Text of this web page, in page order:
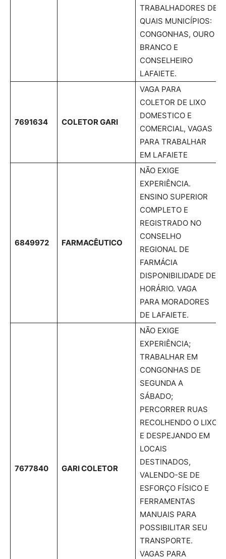
TRABALHADORES DE
QUAIS MUNICÍPIOS:
CONGONHAS, OURO
BRANCO E
CONSELHEIRO
LAFAIETE.
7691634 COLETOR GARI
VAGA PARA
COLETOR DE LIXO
DOMESTICO E
COMERCIAL, VAGAS
PARA TRABALHAR
EM LAFAIETE
6849972 FARMACÊUTICO
NÃO EXIGE
EXPERIÊNCIA.
ENSINO SUPERIOR
COMPLETO E
REGISTRADO NO
CONSELHO
REGIONAL DE
FARMÁCIA
DISPONIBILIDADE DE
HORÁRIO. VAGA
PARA MORADORES
DE LAFAIETE.
7677840 GARI COLETOR
NÃO EXIGE
EXPERIÊNCIA;
TRABALHAR EM
CONGONHAS DE
SEGUNDA A
SÁBADO;
PERCORRER RUAS
RECOLHENDO O LIXO
E DESPEJANDO EM
LOCAIS
DESTINADOS,
VALENDO-SE DE
ESFORÇO FÍSICO E
FERRAMENTAS
MANUAIS PARA
POSSIBILITAR SEU
TRANSPORTE.
VAGAS PARA